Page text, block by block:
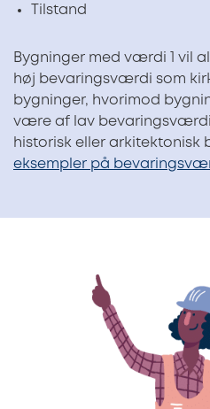
Tilstand
Bygninger med værdi 1 vil
høj bevaringsværdi som
bygninger, hvorimod
være af lav
historisk eller arkitektonisk
eksempler på